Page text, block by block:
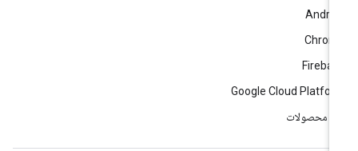
Google Cloud
محصولات